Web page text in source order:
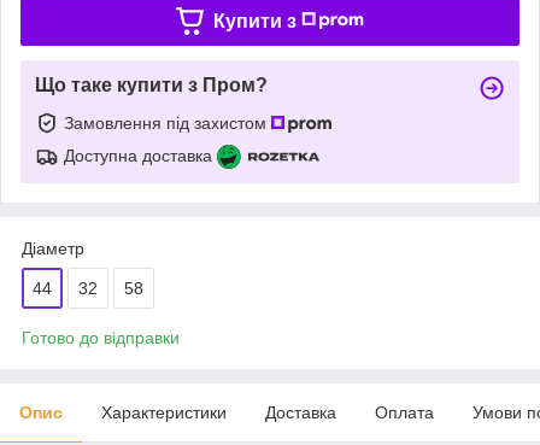
Купити з
Що таке купити з Пром?
Замовлення під захистом
Доступна доставка
Діаметр
44 32 58
Готово до відправки
Опис Характеристики Доставка Оплата Умови